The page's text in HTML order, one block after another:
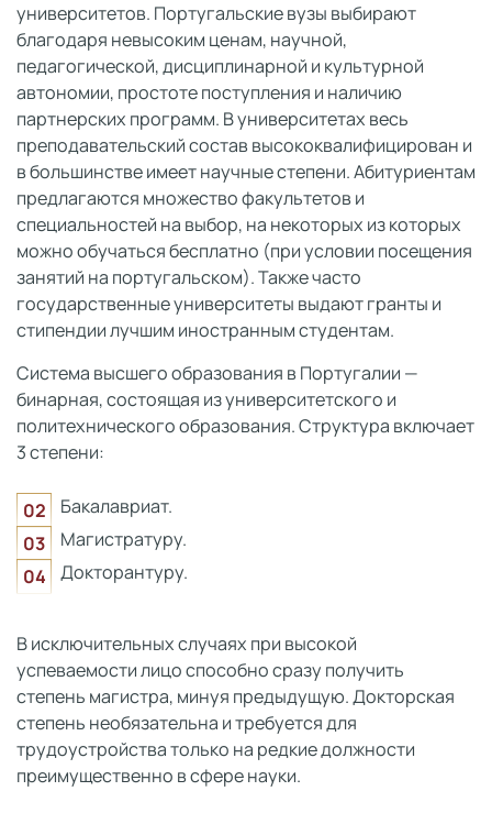
университетов. Португальские вузы выбирают
благодаря невысоким ценам, научной,
педагогической, дисциплинарной и культурной
автономии, простоте поступления и наличию
партнерских программ. В университетах весь
преподавательский состав высококвалифицирован и
в большинстве имеет научные степени. Абитуриентам
предлагаются множество факультетов и
специальностей на выбор, на некоторых из которых
можно обучаться бесплатно (при условии посещения
занятий на португальском). Также часто
государственные университеты выдают гранты и
стипендии лучшим иностранным студентам.
Система высшего образования в Португалии —
бинарная, состоящая из университетского и
политехнического образования. Структура включает
3 степени:
Бакалавриат.
Магистратуру.
Докторантуру.
В исключительных случаях при высокой
успеваемости лицо способно сразу получить
степень магистра, минуя предыдущую. Докторская
степень необязательна и требуется для
трудоустройства только на редкие должности
преимущественно в сфере науки.